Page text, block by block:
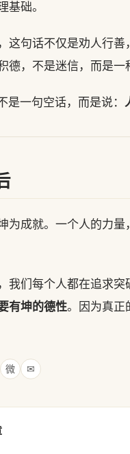
基础。
这句话不仅是劝人行善
德，不是迷信，而是一
是一句空话，而是说：
为成就。一个人的力
我们每个人都在追求突
有坤的德性。因为真正
微 ✉